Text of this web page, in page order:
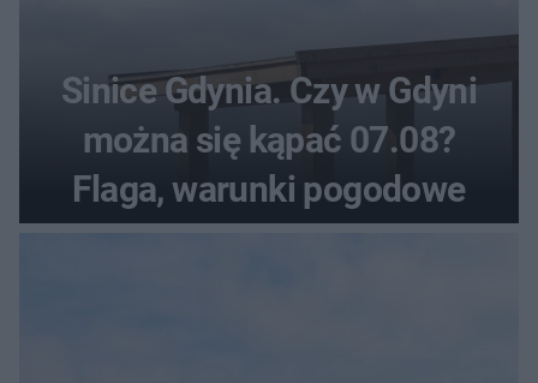
Sinice Gdynia. Czy w Gdyni
można się kąpać 07.08?
Flaga, warunki pogodowe